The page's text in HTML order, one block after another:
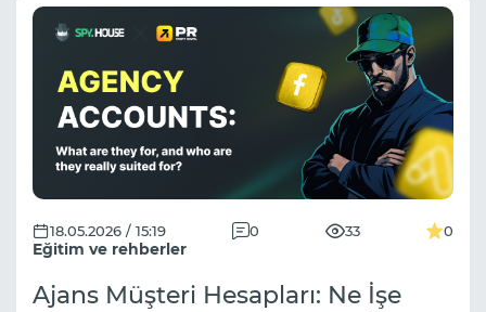
Eğitim ve rehberler
18.05.2026 / 15:19 0 33 0
Ajans Müşteri Hesapları: Ne İşe